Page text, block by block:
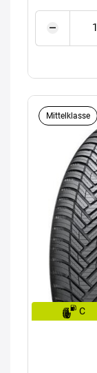
Mittelklasse
C